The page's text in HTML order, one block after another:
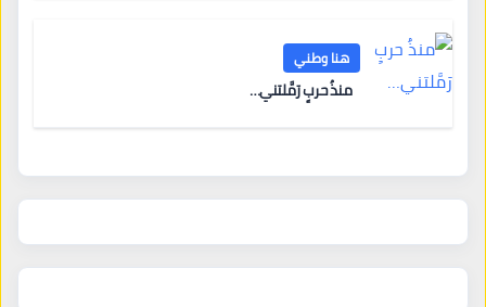
هنا وطني
منذُ حربٍ رَمَّلتني…